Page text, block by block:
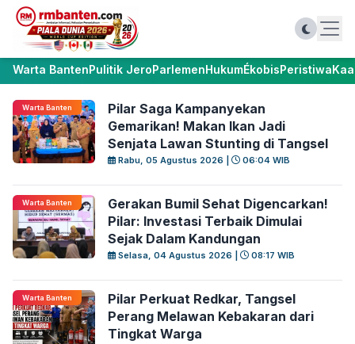
Warta BantenPulitik JeroParlemenHukumÉkobisPeristiwa
Warta Banten
Pilar Saga Kampanyekan
Gemarikan! Makan Ikan Jadi
Senjata Lawan Stunting di Tangsel
Rabu, 05 Agustus 2026 | 06:04 WIB
Warta Banten
Gerakan Bumil Sehat Digencarkan!
Pilar: Investasi Terbaik Dimulai
Sejak Dalam Kandungan
Selasa, 04 Agustus 2026 | 08:17 WIB
Warta Banten
Pilar Perkuat Redkar, Tangsel
Perang Melawan Kebakaran dari
Tingkat Warga